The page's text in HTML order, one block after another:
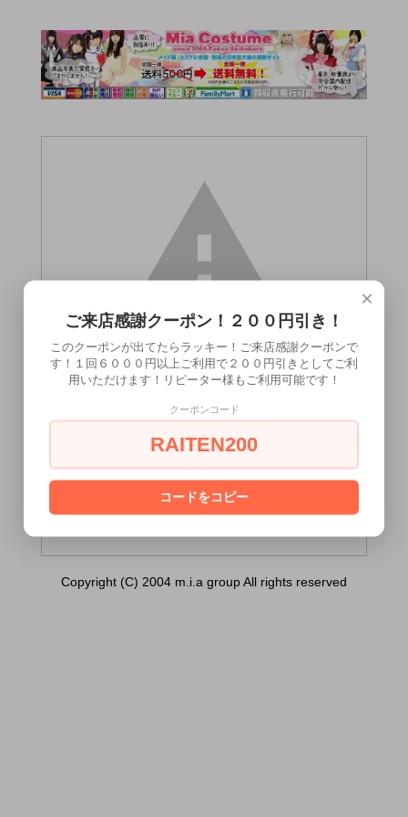
店在庫限定・Ｂ品】 SMベット拘束具 ボア
ません。
あなたは18歳以上ですか？
[ はい ] [ いいえ ]
Copyright (C) 2004 m.i.a group All rights reserved
×
ご来店感謝クーポン！２００円引き！
このクーポンが出てたらラッキー！ご来店感謝クーポンで
す！１回６０００円以上ご利用で２００円引きとしてご利
用いただけます！リピーター様もご利用可能です！
クーポンコード
RAITEN200
コードをコピー